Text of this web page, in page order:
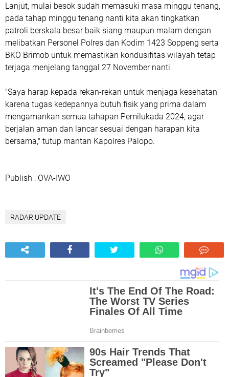
Lanjut, mulai besok sudah memasuki masa minggu tenang,
pada tahap minggu tenang nanti kita akan tingkatkan
patroli berskala besar baik siang maupun malam dengan
melibatkan Personel Polres dan Kodim 1423 Soppeng serta
BKO Brimob untuk memastikan kondusifitas wilayah tetap
terjaga menjelang tanggal 27 November nanti.
"Saya harap kepada rekan-rekan untuk menjaga kesehatan
karena tugas kedepannya butuh fisik yang prima dalam
mengamankan semua tahapan Pemilukada 2024, agar
berjalan aman dan lancar sesuai dengan harapan kita
bersama," tutup mantan Kapolres Palopo.
Publish : OVA-IWO
RADAR UPDATE